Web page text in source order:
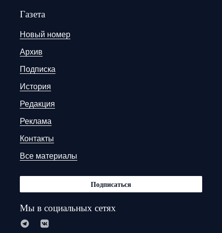
Газета
Новый номер
Архив
Подписка
История
Редакция
Реклама
Контакты
Все материалы
Подписаться
Мы в социальных сетях